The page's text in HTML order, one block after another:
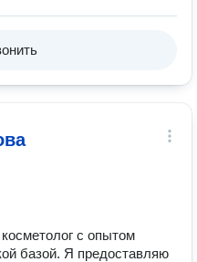
с опытом
базой. Я предоставляю